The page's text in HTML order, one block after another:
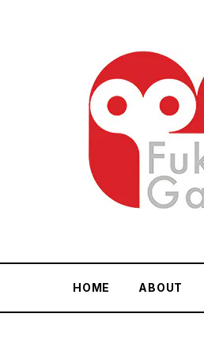
HOME ABOUT